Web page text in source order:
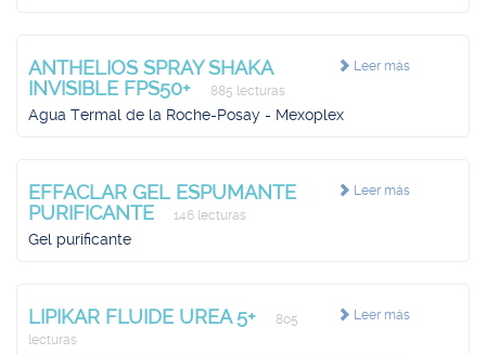
Leer más
ANTHELIOS SPRAY SHAKA
INVISIBLE FPS50+
885 lecturas
Agua Termal de la Roche-Posay - Mexoplex
Leer más
EFFACLAR GEL ESPUMANTE
PURIFICANTE
146 lecturas
Gel purificante
Leer más
LIPIKAR FLUIDE UREA 5+
805
lecturas